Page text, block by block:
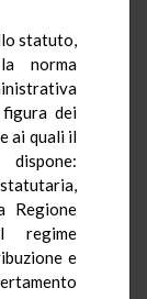
statuto,
norma
dei
ai quali il
Regione
regime
e